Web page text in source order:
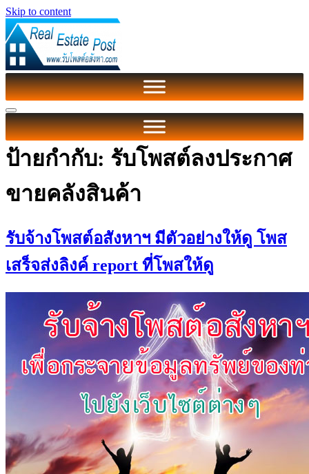
Skip to content
ป้ายกำกับ: รับโพสต์ลงประกาศ
ขายคลังสินค้า
รับจ้างโพสต์อสังหาฯ มีตัวอย่างให้ดู โพส
เสร็จส่งลิงค์ report ที่โพสให้ดู